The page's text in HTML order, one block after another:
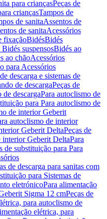
para criançasPeças de
criançasTampos de
de sanitaAssentos de
de sanitaAcessórios
fixaçãoBidésBidés
suspensosBidés ao
ao chãoAcessórios
para Acessórios
descarga e sistemas de
de descargaPeças de
de descargaPara autoclismo de
para Para autoclismo de
de interior Geberit
autoclismo de interior
Geberit DeltaPeças de
interior Geberit DeltaPara
de substituição para Para
de descarga para sanitas com
para Sistemas de
eletrónicoPara alimentação
Sigma 12 cmPeças de
para autoclismo de
elétrica, para